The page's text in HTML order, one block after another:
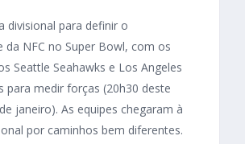
divisional para definir o
da NFC no Super Bowl, com os
Seattle Seahawks e Los Angeles
para medir forças (20h30 deste
janeiro). As equipes chegaram à
por caminhos bem diferentes.